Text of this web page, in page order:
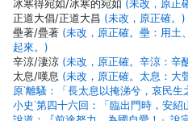
冰寒得宛如/冰寒的宛如 (未改，原正
正道大倡/正道大昌 (未改，原正確。)
壘著/疊著 (未改，原正確。壘：用土
起來。)
辛涼/淒涼 (未改，原正確。辛涼：辛
太息/嘆息 (未改，原正確。太息：大
原˙離騷：「長太息以掩涕兮，哀民生
小史˙第四十六回：「臨出門時，安紹